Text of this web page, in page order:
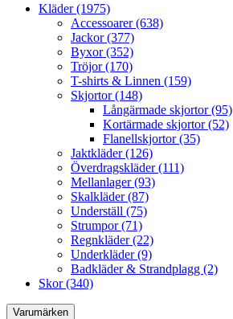
Kläder (1975)
Accessoarer (638)
Jackor (377)
Byxor (352)
Tröjor (170)
T-shirts & Linnen (159)
Skjortor (148)
Långärmade skjortor (95)
Kortärmade skjortor (52)
Flanellskjortor (35)
Jaktkläder (126)
Överdragskläder (111)
Mellanlager (93)
Skalkläder (87)
Underställ (75)
Strumpor (71)
Regnkläder (22)
Underkläder (9)
Badkläder & Strandplagg (2)
Skor (340)
Varumärken